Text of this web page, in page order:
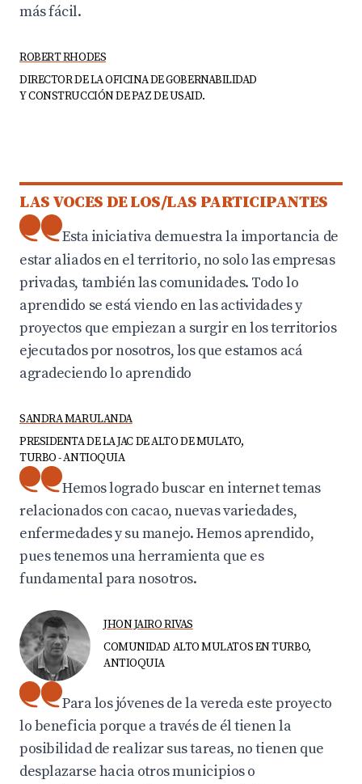
más fácil.
ROBERT RHODES
DIRECTOR DE LA OFICINA DE GOBERNABILIDAD
Y CONSTRUCCIÓN DE PAZ DE USAID.
LAS VOCES DE LOS/LAS PARTICIPANTES
Esta iniciativa demuestra la importancia de
estar aliados en el territorio, no solo las empresas
privadas, también las comunidades. Todo lo
aprendido se está viendo en las actividades y
proyectos que empiezan a surgir en los territorios
ejecutados por nosotros, los que estamos acá
agradeciendo lo aprendido
SANDRA MARULANDA
PRESIDENTA DE LA JAC DE ALTO DE MULATO,
TURBO - ANTIOQUIA
Hemos logrado buscar en internet temas
relacionados con cacao, nuevas variedades,
enfermedades y su manejo. Hemos aprendido,
pues tenemos una herramienta que es
fundamental para nosotros.
JHON JAIRO RIVAS
COMUNIDAD ALTO MULATOS EN TURBO,
ANTIOQUIA
Para los jóvenes de la vereda este proyecto
lo beneficia porque a través de él tienen la
posibilidad de realizar sus tareas, no tienen que
desplazarse hacia otros municipios o